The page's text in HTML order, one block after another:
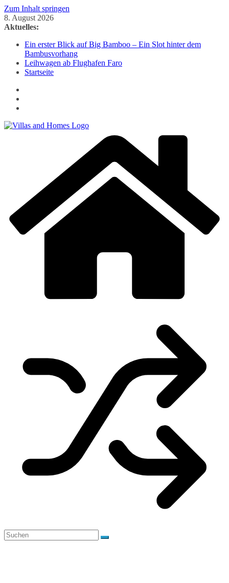
Zum Inhalt springen
8. August 2026
Aktuelles:
Ein erster Blick auf Big Bamboo – Ein Slot hinter dem
Bambusvorhang
Leihwagen ab Flughafen Faro
Startseite